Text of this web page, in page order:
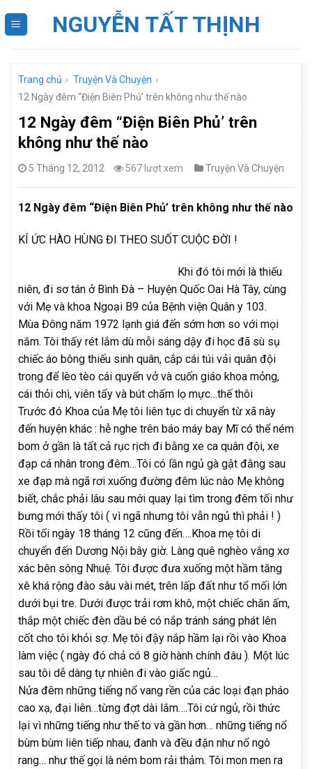
NGUYỄN TẤT THỊNH
Trang chủ › Truyện Và Chuyện ›
12 Ngày đêm “Điện Biên Phủ’ trên không như thế nào
12 Ngày đêm “Điện Biên Phủ’ trên
không như thế nào
5 Tháng 12, 2012 567 lượt xem Truyện Và Chuyện
12 Ngày đêm “Điện Biên Phủ’ trên không như thế nào
KÍ ỨC HÀO HÙNG ĐI THEO SUỐT CUỘC ĐỜI !
Khi đó tôi mới là thiếu
niên, đi sơ tán ở Bình Đà – Huyện Quốc Oai Hà Tây, cùng
với Mẹ và khoa Ngoại B9 của Bệnh viện Quân y 103.
Mùa Đông năm 1972 lạnh giá đến sớm hơn so với mọi
năm. Tôi thấy rét lắm dù mỗi sáng dậy đi học đã sù sụ
chiếc áo bông thiếu sinh quân, cắp cái túi vải quân đội
trong để lèo tèo cái quyển vở và cuốn giáo khoa mỏng,
cái thỏi chì, viên tẩy và bút chấm lọ mực…thế thôi
Trước đó Khoa của Mẹ tôi liên tục di chuyển từ xã này
đến huyện khác : hễ nghe trên báo máy bay Mĩ có thể ném
bom ở gần là tất cả rục rịch đi bằng xe ca quân đội, xe
đạp cá nhân trong đêm…Tôi có lần ngủ gà gật đằng sau
xe đạp mà ngã rơi xuống đường đêm lúc nào Mẹ không
biết, chắc phải lâu sau mới quay lại tìm trong đêm tối như
bưng mới thấy tôi ( vì ngã nhưng tôi vẫn ngủ thì phải ! )
Rồi tối ngày 18 tháng 12 cũng đến….Khoa mẹ tôi di
chuyển đến Dương Nội bây giờ. Làng quê nghèo vắng xơ
xác bên sông Nhuệ. Tôi được đưa xuống một hầm tăng
xê khá rộng đào sâu vài mét, trên lấp đất như tổ mối lớn
dưới bụi tre. Dưới được trải rơm khô, một chiếc chăn ấm,
thắp một chiếc đèn dầu bé có nắp tránh sáng phát lên
cốt cho tôi khỏi sợ. Mẹ tôi đậy nắp hầm lại rồi vào Khoa
làm việc ( ngày đó chả có 8 giờ hành chính đâu ). Một lúc
sau tôi dễ dàng tự nhiên đi vào giấc ngủ…
Nửa đêm những tiếng nổ vang rền của các loại đạn pháo
cao xạ, đại liên…từng đợt dài lắm….Tôi cứ ngủ, rồi thức
lại vì những tiếng như thế to và gần hơn… những tiếng nổ
bùm bùm liên tiếp nhau, đanh và đều đặn như nổ ngô
rang… như thế gọi là ném bom rải thảm. Tôi mon men ra